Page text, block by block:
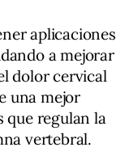
aplicaciones
a mejorar
dolor cervical
una mejor
que regulan la
vertebral.